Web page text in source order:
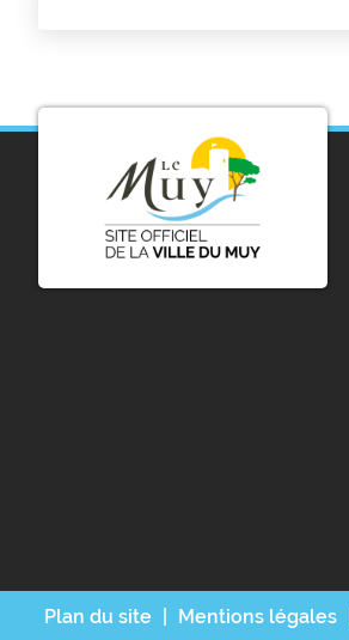
Plan du site Mentions légales